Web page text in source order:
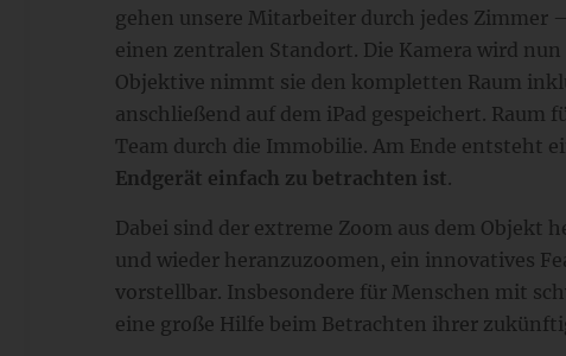
gehen unsere Mitarbeiter durch jedes Zimmer
einen zentralen Standort. Die Kamera wird
Objektive nimmt sie den kompletten Raum
anschließend auf dem iPad gespeichert.
Team durch die Immobilie. Am Ende entsteht
Endgerät einfach zu betrachten ist.
Dabei sind der extreme Zoom aus dem Objekt
und wieder heranzuzoomen, ein innovatives
vorstellbar. Insbesondere für Menschen mit
eine große Hilfe beim Betrachten ihrer